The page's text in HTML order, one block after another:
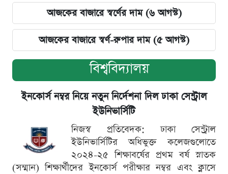
আজকের বাজারে স্বর্ণের দাম (৬ আগস্ট)
আজকের বাজারে স্বর্ণ-রুপার দাম (৫ আগস্ট)
বিশ্ববিদ্যালয়
ইনকোর্স নম্বর নিয়ে নতুন নির্দেশনা দিল ঢাকা সেন্ট্রাল
ইউনিভার্সিটি
নিজস্ব প্রতিবেদক: ঢাকা সেন্ট্রাল
ইউনিভার্সিটির অধিভুক্ত কলেজগুলোতে
২০২৪-২৫ শিক্ষাবর্ষের প্রথম বর্ষ স্নাতক
(সম্মান) শিক্ষার্থীদের ইনকোর্স পরীক্ষার নম্বর এবং ক্লাসে